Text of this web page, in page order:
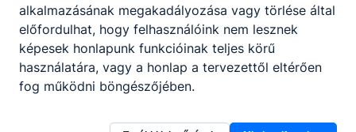
alkalmazásának megakadályozása vagy törlése által
előfordulhat, hogy felhasználóink nem lesznek
képesek honlapunk funkcióinak teljes körű
használatára, vagy a honlap a tervezettől eltérően
fog működni böngészőjében.